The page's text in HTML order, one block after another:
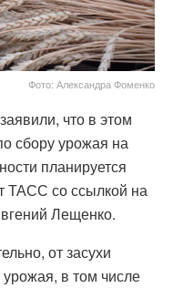
Фото: Александра Фоменко
что в этом
сбору урожая на
планируется
ТАСС со ссылкой на
Лещенко.
от засухи
в том числе